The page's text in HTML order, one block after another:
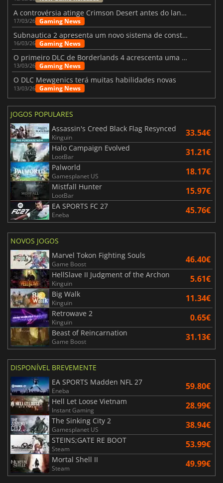
A controvérsia atinge Crimson Desert antes do lançamento
17/03/26 Gaming News
Subnautica 2 apresenta um novo sistema de construção de bases
16/03/26 Gaming News
O primeiro DLC de Borderlands 4 acrescenta uma nova personagem e muito mais
13/03/26 Gaming News
O DLC Mewgenics terá muitas habilidades novas
13/03/26 Gaming News
JOGOS POPULARES
Assassin's Creed Black Flag Resynced
Kinguin 33.54€
Halo Campaign Evolved
LootBar 31.21€
Palworld
Gamesplanet US 18.17€
Mistfall Hunter
LootBar 15.97€
EA SPORTS FC 27
Eneba 45.76€
NOVOS JOGOS
Marvel Tokon Fighting Souls
Game Boost 46.40€
HellSlave II Judgment of the Archon
Kinguin 5.61€
Big Walk
Kinguin 11.34€
Retrowave 2
Kinguin 0.65€
Beast of Reincarnation
Game Boost 31.13€
DISPONÍVEL BREVEMENTE
EA SPORTS Madden NFL 27
Eneba 59.80€
Hell Let Loose Vietnam
Instant Gaming 28.99€
The Sinking City 2
Gamesplanet US 38.94€
STEINS;GATE RE BOOT
Steam 53.99€
Mortal Shell II
Steam 49.99€